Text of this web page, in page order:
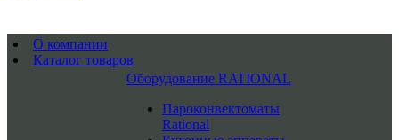
О компании
Каталог товаров
Оборудование RATIONAL
Пароконвектоматы
Rational